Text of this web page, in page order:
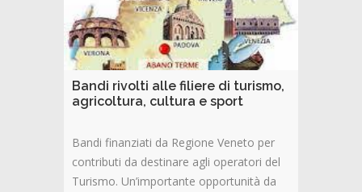
Bandi rivolti alle filiere di turismo,
agricoltura, cultura e sport
Bandi finanziati da Regione Veneto per
contributi da destinare agli operatori del
Turismo. Un’importante opportunità da